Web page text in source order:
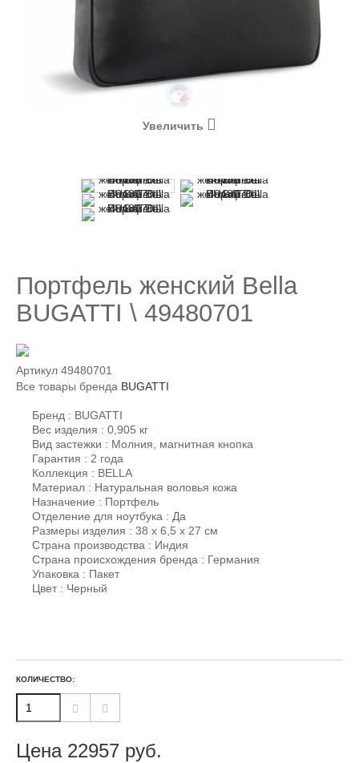
Увеличить
Портфель женский Bella
BUGATTI \ 49480701
Артикул 49480701
Все товары бренда BUGATTI
Бренд : BUGATTI
Вес изделия : 0,905 кг
Вид застежки : Молния, магнитная кнопка
Гарантия : 2 года
Коллекция : BELLA
Материал : Натуральная воловья кожа
Назначение : Портфель
Отделение для ноутбука : Да
Размеры изделия : 38 х 6,5 х 27 см
Страна производства : Индия
Страна происхождения бренда : Германия
Упаковка : Пакет
Цвет : Черный
КОЛИЧЕСТВО:
Цена 22957 руб.